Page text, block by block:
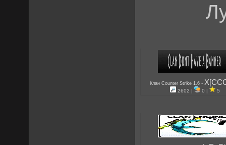
Клан Counter Strike 1.6 -
2602 | 0 | 5